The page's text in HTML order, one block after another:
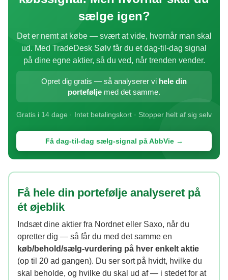
sælge igen?
Det er nemt at købe — svært at vide, hvornår man skal
ud. Med TradeDesk Sølv får du et dag-til-dag signal
på dine egne aktier, så du ved, når trenden vender.
Opret dig gratis — så analyserer vi hele din
portefølje med det samme.
Gratis i 14 dage · Intet betalingskort · Stopper helt af sig selv
Få dag-til-dag sælg-signal på AbbVie →
Få hele din portefølje analyseret på
ét øjeblik
Indsæt dine aktier fra Nordnet eller Saxo, når du
opretter dig — så får du med det samme en
køb/behold/sælg-vurdering på hver enkelt aktie
(op til 20 ad gangen). Du ser sort på hvidt, hvilke du
skal beholde, og hvilke du skal ud af — i stedet for at